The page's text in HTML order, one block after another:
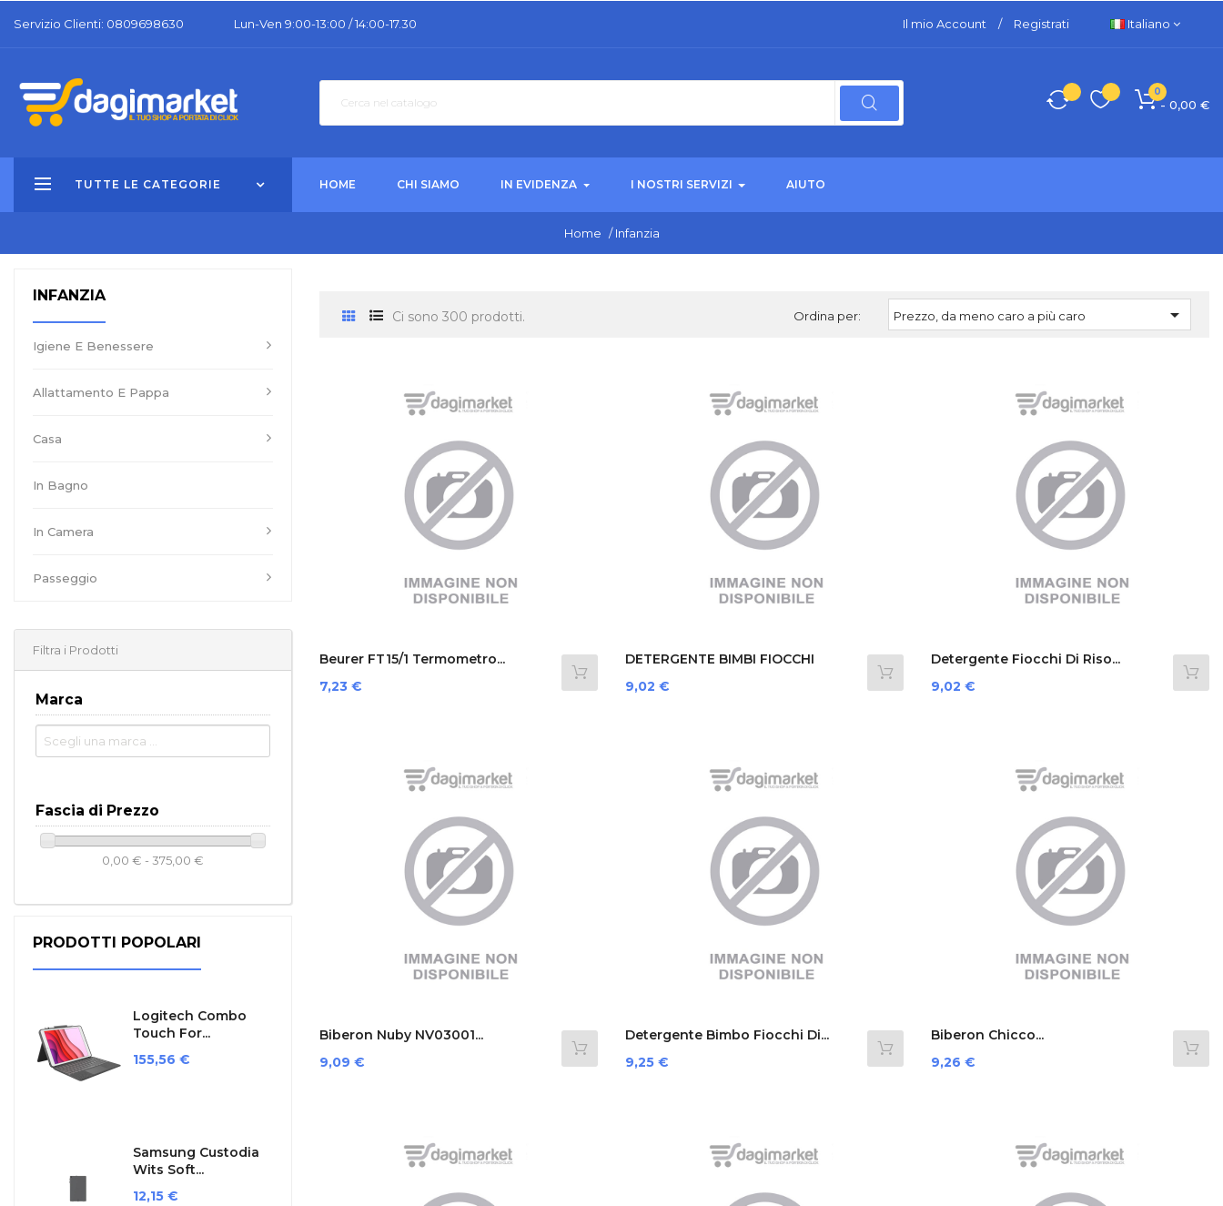
Servizio Clienti: 0809698630 Lun-Ven 9:00-13:00 / 14:00-17.30 Il mio Account / Registrati Italiano
0
- 0,00 €
TUTTE LE CATEGORIE HOME CHI SIAMO IN EVIDENZA I NOSTRI SERVIZI AIUTO
Home / Infanzia
INFANZIA
Igiene E Benessere
Allattamento E Pappa
Casa
In Bagno
In Camera
Passeggio
Filtra i Prodotti
Marca
Fascia di Prezzo
0,00 € - 375,00 €
PRODOTTI POPOLARI
Logitech Combo
Touch For...
Prezzo
155,56 €
Samsung Custodia
Wits Soft...
Prezzo
12,15 €
Ci sono 300 prodotti. Ordina per: Prezzo, da meno caro a più caro 
Beurer FT15/1 Termometro...
Prezzo
7,23 €
DETERGENTE BIMBI FIOCCHI
Prezzo
9,02 €
Detergente Fiocchi Di Riso...
Prezzo
9,02 €
Biberon Nuby NV03001...
Prezzo
9,09 €
Detergente Bimbo Fiocchi Di...
Prezzo
9,25 €
Biberon Chicco...
Prezzo
9,26 €